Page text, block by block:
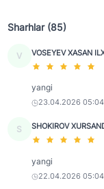
Sharhlar (85)
V VOSEYEV XASAN
yangi
23.04.2026 05:04
S SHOKIROV
yangi
22.04.2026 05:04